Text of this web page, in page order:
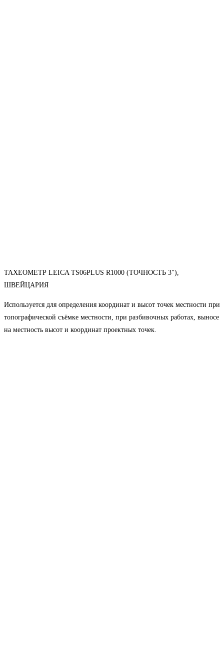
ТАХЕОМЕТР LEICA TS06PLUS R1000 (ТОЧНОСТЬ 3"),
ШВЕЙЦАРИЯ
Используется для определения координат и высот точек местности при
топографической съёмке местности, при разбивочных работах, выносе
на местность высот и координат проектных точек.